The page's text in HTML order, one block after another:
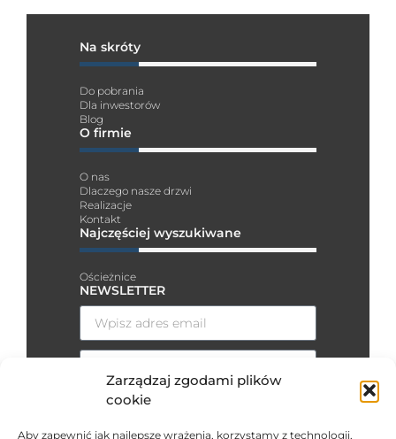
Zarządzaj zgodami plików
cookie
Aby zapewnić jak najlepsze wrażenia, korzystamy z technologii,
Na skróty
Do pobrania
Dla inwestorów
Blog
O firmie
O nas
Dlaczego nasze drzwi
Realizacje
Kontakt
Najczęściej wyszukiwane
Ościeżnice
NEWSLETTER
Wyrażam zgodę na przesyłanie